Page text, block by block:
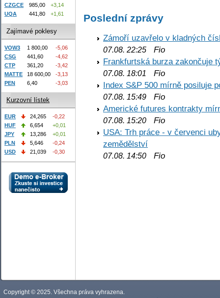
Poslední zprávy
Zámoří uzavřelo v kladných
07.08. 22:25 Fio
Frankfurtská burza zakončuje
07.08. 18:01
Fio
Index S&P 500 mírně posiluje
07.08. 15:49 Fio
Americké futures kontrakty
07.08. 15:20 Fio
USA: Trh práce - v červenci
zemědělství
07.08. 14:50 Fio
CZGCE
985,00
+3,14
UQA
441,80 +1,61
Zajímavé poklesy
VOW3 1 800,00
-5,06
CSG
441,60
-4,62
CTP
361,20
-3,42
MATTE
18 600,00
-3,13
PEN
6,40 -3,03
Kurzovní lístek
EUR 24,265
-0,22
HUF
6,654
+0,01
JPY
13,286
+0,01
PLN
5,646
-0,24
USD
21,039 -0,30
Copyright © 2025. Všechna práva vyhrazena.